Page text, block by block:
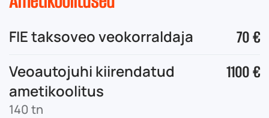
FIE taksoveo veokorraldaja 70 €
Veoautojuhi kiirendatud
ametikoolitus
140 tn
1100 €